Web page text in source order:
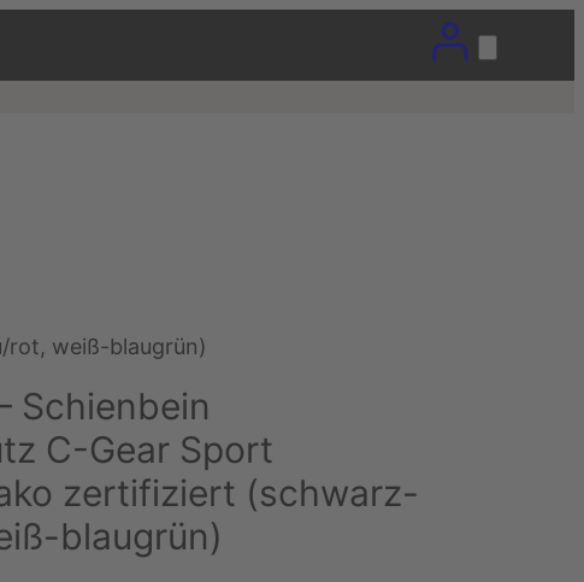
rot, weiß-blaugrün)
Schienbein
C-Gear Sport
zertifiziert (schwarz-
blaugrün)